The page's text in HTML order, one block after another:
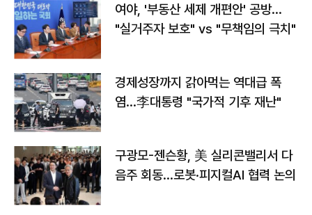
여야, '부동산 세제 개편안' 공방…
"실거주자 보호" vs "무책임의 극치"
경제성장까지 갉아먹는 역대급 폭
염…李대통령 "국가적 기후 재난"
구광모-젠슨황, 美 실리콘밸리서 다
음주 회동…로봇·피지컬AI 협력 논의